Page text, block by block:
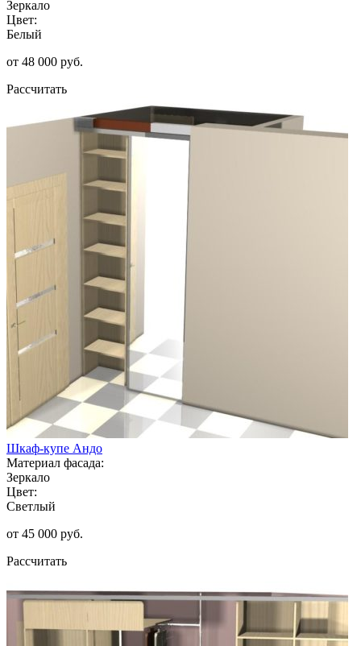
Зеркало
Цвет:
Белый
от 48 000 руб.
Рассчитать
Шкаф-купе Андо
Материал фасада:
Зеркало
Цвет:
Светлый
от 45 000 руб.
Рассчитать